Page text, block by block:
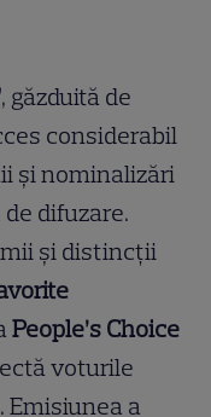
, găzduită de
considerabil
și nominalizări
difuzare.
și distincții
People’s Choice
voturile
Emisiunea a